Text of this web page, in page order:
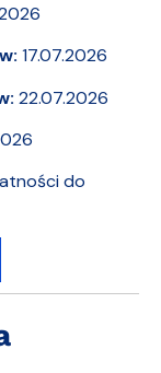
17.07.2026
22.07.2026
do